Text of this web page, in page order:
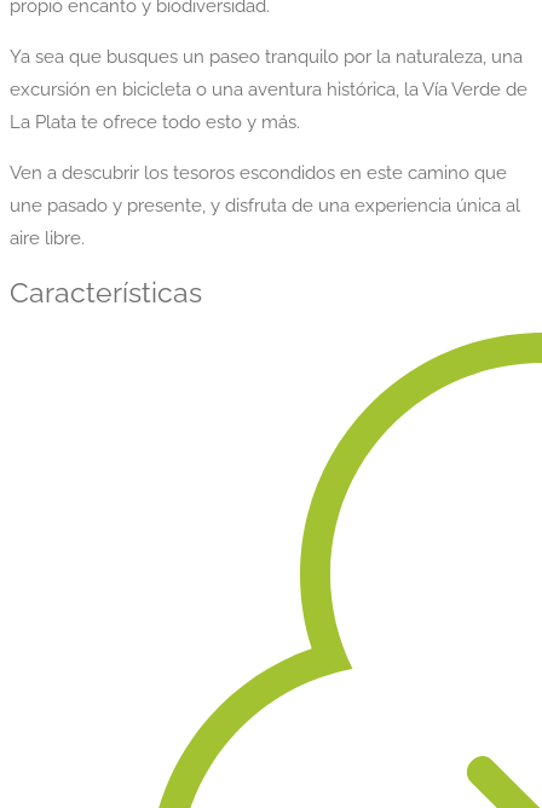
propio encanto y biodiversidad.
Ya sea que busques un paseo tranquilo por la naturaleza, una
excursión en bicicleta o una aventura histórica, la Vía Verde de
La Plata te ofrece todo esto y más.
Ven a descubrir los tesoros escondidos en este camino que
une pasado y presente, y disfruta de una experiencia única al
aire libre.
Características